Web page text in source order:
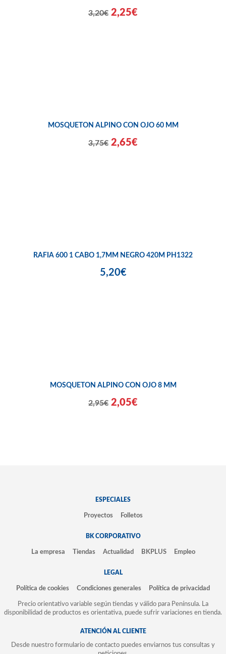
3,20€ 2,25€
MOSQUETON ALPINO CON OJO 60 MM
3,75€ 2,65€
RAFIA 600 1 CABO 1,7MM NEGRO 420M PH1322
5,20€
MOSQUETON ALPINO CON OJO 8 MM
2,95€ 2,05€
ESPECIALES
Proyectos Folletos
BK CORPORATIVO
La empresa Tiendas Actualidad BKPLUS Empleo
LEGAL
Política de cookies Condiciones generales Política de privacidad
Precio orientativo variable según tiendas y válido para Península. La
disponibilidad de productos es orientativa, puede sufrir variaciones en tienda.
ATENCIÓN AL CLIENTE
Desde nuestro formulario de contacto puedes enviarnos tus consultas y